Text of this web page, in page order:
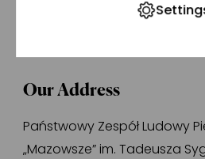
Our Address
Państwowy Zespół Ludowy
„Mazowsze” im. Tadeusza